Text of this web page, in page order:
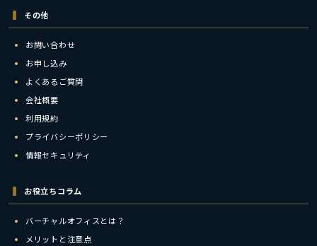
その他
お問い合わせ
お申し込み
よくあるご質問
会社概要
利用規約
プライバシーポリシー
情報セキュリティ
お役立ちコラム
バーチャルオフィスとは？
メリットと注意点